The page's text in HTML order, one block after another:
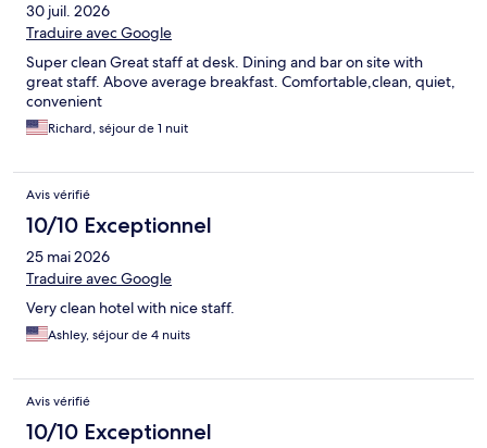
30 juil. 2026
Traduire avec Google
Super clean Great staff at desk. Dining and bar on site with
great staff. Above average breakfast. Comfortable,clean, quiet,
convenient
Richard, séjour de 1 nuit
Avis vérifié
10/10 Exceptionnel
25 mai 2026
Traduire avec Google
Very clean hotel with nice staff.
Ashley, séjour de 4 nuits
Avis vérifié
10/10 Exceptionnel